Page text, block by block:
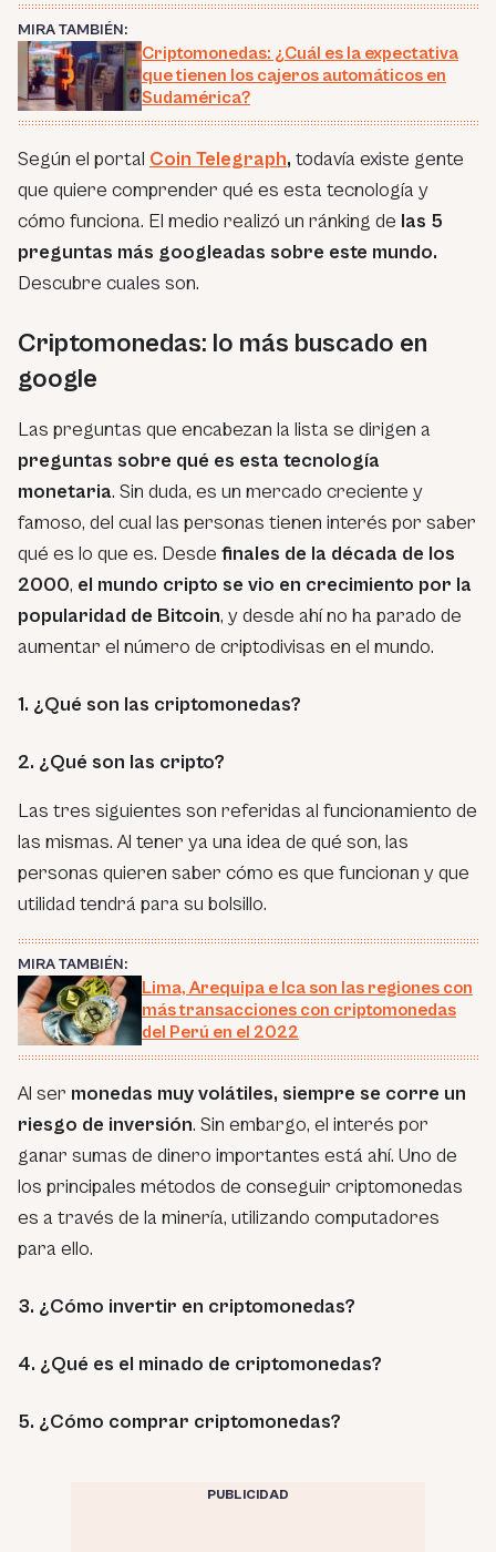
MIRA TAMBIÉN:
Criptomonedas: ¿Cuál es la expectativa
que tienen los cajeros automáticos en
Sudamérica?
Según el portal Coin Telegraph, todavía existe gente
que quiere comprender qué es esta tecnología y
cómo funciona. El medio realizó un ránking de las 5
preguntas más googleadas sobre este mundo.
Descubre cuales son.
Criptomonedas: lo más buscado en
google
Las preguntas que encabezan la lista se dirigen a
preguntas sobre qué es esta tecnología
monetaria. Sin duda, es un mercado creciente y
famoso, del cual las personas tienen interés por saber
qué es lo que es. Desde finales de la década de los
2000, el mundo cripto se vio en crecimiento por la
popularidad de Bitcoin, y desde ahí no ha parado de
aumentar el número de criptodivisas en el mundo.
1. ¿Qué son las criptomonedas?
2. ¿Qué son las cripto?
Las tres siguientes son referidas al funcionamiento de
las mismas. Al tener ya una idea de qué son, las
personas quieren saber cómo es que funcionan y que
utilidad tendrá para su bolsillo.
MIRA TAMBIÉN:
Lima, Arequipa e Ica son las regiones con
más transacciones con criptomonedas
del Perú en el 2022
Al ser monedas muy volátiles, siempre se corre un
riesgo de inversión. Sin embargo, el interés por
ganar sumas de dinero importantes está ahí. Uno de
los principales métodos de conseguir criptomonedas
es a través de la minería, utilizando computadores
para ello.
3. ¿Cómo invertir en criptomonedas?
4. ¿Qué es el minado de criptomonedas?
5. ¿Cómo comprar criptomonedas?
PUBLICIDAD